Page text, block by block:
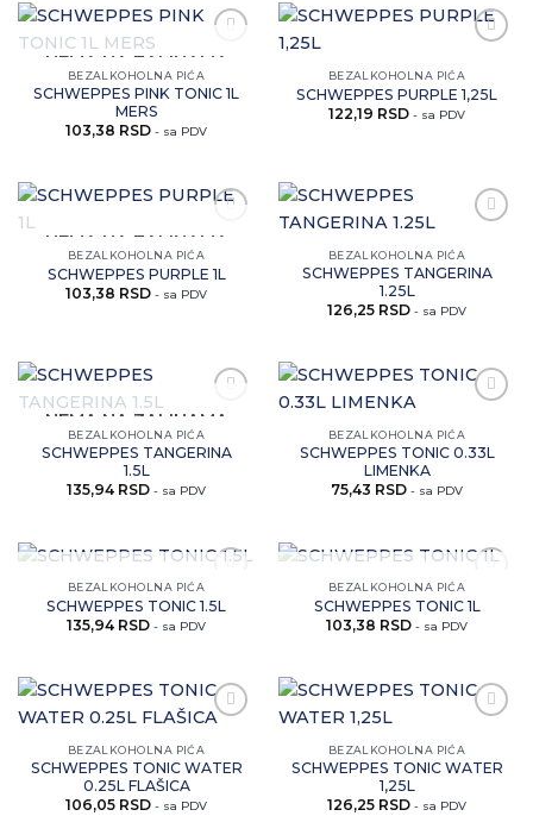
Zaprati
artikal
NEMA NA ZALIHAMA
BEZALKOHOLNA PIĆA
SCHWEPPES PINK TONIC 1L
MERS
103,38 RSD - sa PDV
artikal
BEZALKOHOLNA PIĆA
SCHWEPPES PURPLE 1,25L
122,19 RSD - sa PDV
Zaprati
artikal
NEMA NA ZALIHAMA
BEZALKOHOLNA PIĆA
SCHWEPPES PURPLE 1L
103,38 RSD - sa PDV
artikal
BEZALKOHOLNA PIĆA
SCHWEPPES TANGERINA
1.25L
126,25 RSD - sa PDV
Zaprati
artikal
NEMA NA ZALIHAMA
BEZALKOHOLNA PIĆA
SCHWEPPES TANGERINA
1.5L
135,94 RSD - sa PDV
artikal
BEZALKOHOLNA PIĆA
SCHWEPPES TONIC 0.33L
LIMENKA
75,43 RSD - sa PDV
Zaprati
ovaj
artikal
NEMA NA ZALIHAMA
BEZALKOHOLNA PIĆA
SCHWEPPES TONIC 1.5L
135,94 RSD - sa PDV
Zaprati
ovaj
artikal
NEMA NA ZALIHAMA
BEZALKOHOLNA PIĆA
SCHWEPPES TONIC 1L
103,38 RSD - sa PDV
artikal
BEZALKOHOLNA PIĆA
SCHWEPPES TONIC WATER
0.25L FLAŠICA
106,05 RSD - sa PDV
artikal
BEZALKOHOLNA PIĆA
SCHWEPPES TONIC WATER
1,25L
126,25 RSD - sa PDV